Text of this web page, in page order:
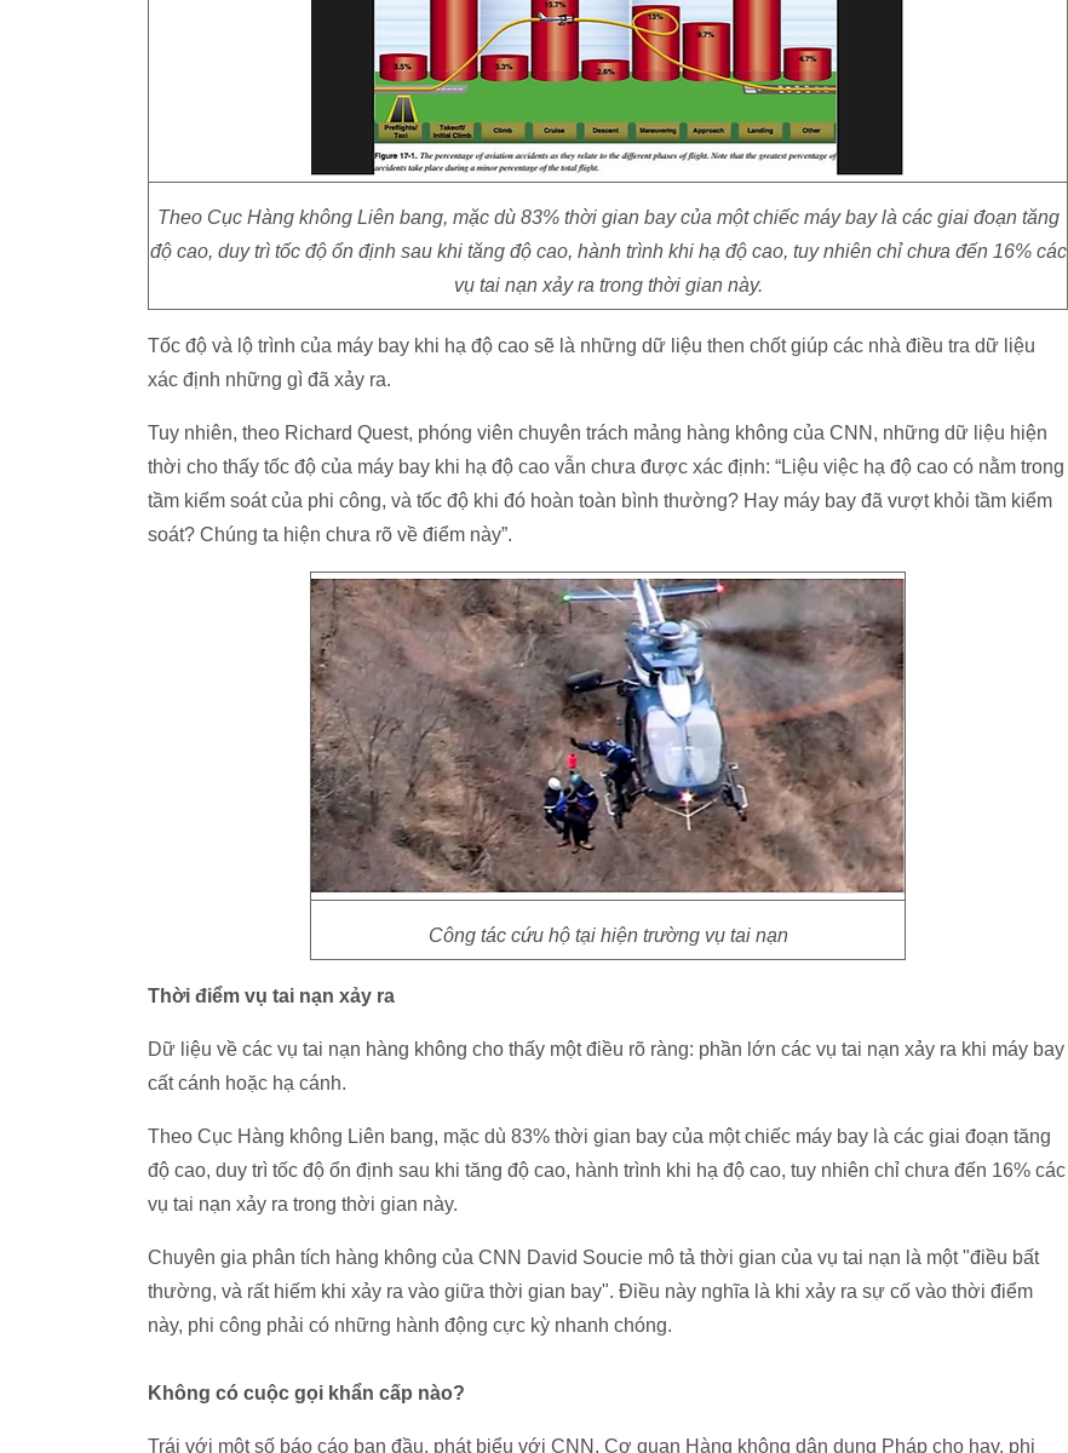
Theo Cục Hàng không Liên bang, mặc dù 83% thời gian bay của một chiếc máy bay là các giai đoạn tăng
độ cao, duy trì tốc độ ổn định sau khi tăng độ cao, hành trình khi hạ độ cao, tuy nhiên chỉ chưa đến 16% các
vụ tai nạn xảy ra trong thời gian này.
Tốc độ và lộ trình của máy bay khi hạ độ cao sẽ là những dữ liệu then chốt giúp các nhà điều tra dữ liệu
xác định những gì đã xảy ra.
Tuy nhiên, theo Richard Quest, phóng viên chuyên trách mảng hàng không của CNN, những dữ liệu hiện
thời cho thấy tốc độ của máy bay khi hạ độ cao vẫn chưa được xác định: “Liệu việc hạ độ cao có nằm trong
tầm kiểm soát của phi công, và tốc độ khi đó hoàn toàn bình thường? Hay máy bay đã vượt khỏi tầm kiểm
soát? Chúng ta hiện chưa rõ về điểm này”.
Công tác cứu hộ tại hiện trường vụ tai nạn
Thời điểm vụ tai nạn xảy ra
Dữ liệu về các vụ tai nạn hàng không cho thấy một điều rõ ràng: phần lớn các vụ tai nạn xảy ra khi máy bay
cất cánh hoặc hạ cánh.
Theo Cục Hàng không Liên bang, mặc dù 83% thời gian bay của một chiếc máy bay là các giai đoạn tăng
độ cao, duy trì tốc độ ổn định sau khi tăng độ cao, hành trình khi hạ độ cao, tuy nhiên chỉ chưa đến 16% các
vụ tai nạn xảy ra trong thời gian này.
Chuyên gia phân tích hàng không của CNN David Soucie mô tả thời gian của vụ tai nạn là một "điều bất
thường, và rất hiếm khi xảy ra vào giữa thời gian bay". Điều này nghĩa là khi xảy ra sự cố vào thời điểm
này, phi công phải có những hành động cực kỳ nhanh chóng.
Không có cuộc gọi khẩn cấp nào?
Trái với một số báo cáo ban đầu, phát biểu với CNN, Cơ quan Hàng không dân dụng Pháp cho hay, phi